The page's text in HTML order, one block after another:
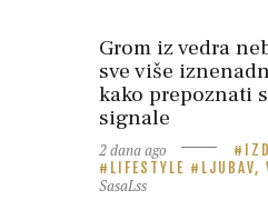
Grom iz vedra
sve više
kako prepoznati
signale
2 dana ago
LIFESTYLE
LJUBAV,
SasaLss